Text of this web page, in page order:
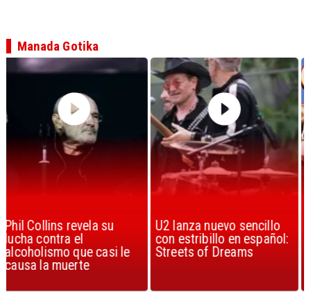
U2 lanza nuevo sencillo
con estribillo en español:
Streets of Dreams
“Africa” de Toto es
considerada la mejor
canción, según la ciencia
Manada Gotika